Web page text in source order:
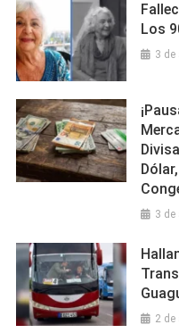
Los
3 de
3 de
2 de